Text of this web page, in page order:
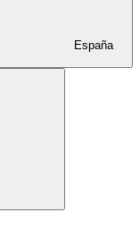
España